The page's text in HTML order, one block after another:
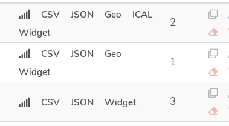
CSV JSON Geo
ICAL
Widget
2
CSV JSON
Geo
Widget
1
CSV JSON Widget 3